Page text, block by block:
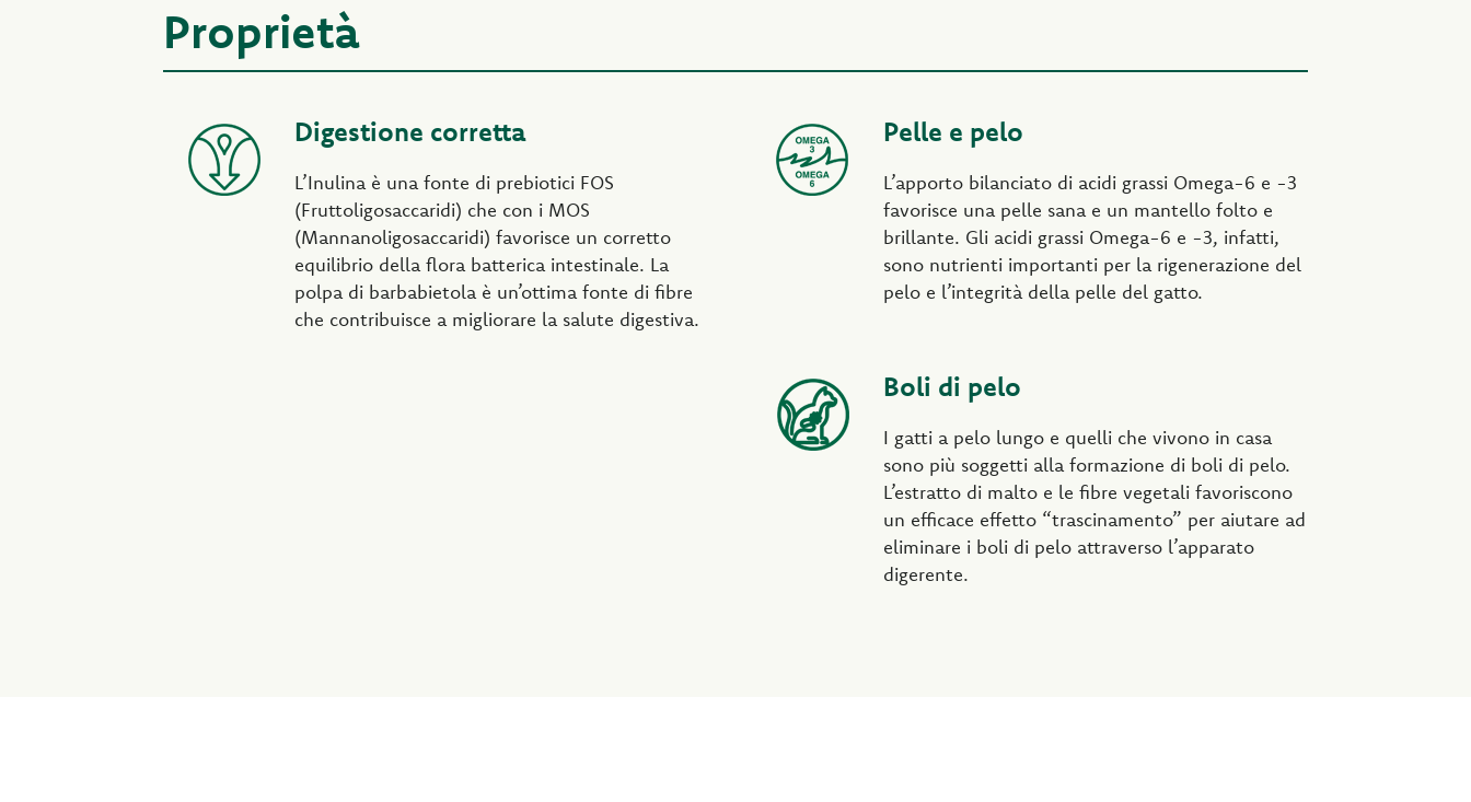
Proprietà
Digestione corretta
L’Inulina è una fonte di prebiotici FOS
(Fruttoligosaccaridi) che con i MOS
(Mannanoligosaccaridi) favorisce un corretto
equilibrio della flora batterica intestinale. La
polpa di barbabietola è un’ottima fonte di fibre
che contribuisce a migliorare la salute digestiva.
Pelle e pelo
L’apporto bilanciato di acidi grassi Omega-6 e -3
favorisce una pelle sana e un mantello folto e
brillante. Gli acidi grassi Omega-6 e -3, infatti,
sono nutrienti importanti per la rigenerazione del
pelo e l’integrità della pelle del gatto.
Boli di pelo
I gatti a pelo lungo e quelli che vivono in casa
sono più soggetti alla formazione di boli di pelo.
L’estratto di malto e le fibre vegetali favoriscono
un efficace effetto “trascinamento” per aiutare ad
eliminare i boli di pelo attraverso l’apparato
digerente.